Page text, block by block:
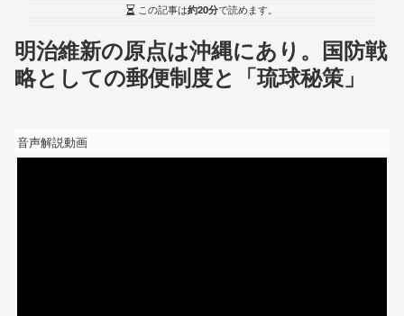
この記事は約20分で読めます。
明治維新の原点は沖縄にあり。国防戦
略としての郵便制度と「琉球秘策」
音声解説動画